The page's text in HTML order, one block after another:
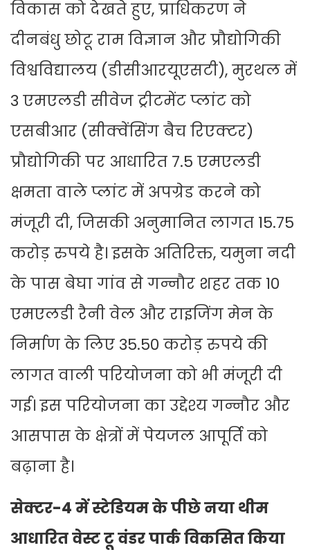
विकास को देखते हुए, प्राधिकरण ने
दीनबंधु छोटू राम विज्ञान और प्रौद्योगिकी
विश्वविद्यालय (डीसीआरयूएसटी), मुरथल में
3 एमएलडी सीवेज ट्रीटमेंट प्लांट को
एसबीआर (सीक्वेंसिंग बैच रिएक्टर)
प्रौद्योगिकी पर आधारित 7.5 एमएलडी
क्षमता वाले प्लांट में अपग्रेड करने को
मंजूरी दी, जिसकी अनुमानित लागत 15.75
करोड़ रुपये है। इसके अतिरिक्त, यमुना नदी
के पास बेघा गांव से गन्नौर शहर तक 10
एमएलडी रैनी वेल और राइजिंग मेन के
निर्माण के लिए 35.50 करोड़ रुपये की
लागत वाली परियोजना को भी मंजूरी दी
गई। इस परियोजना का उद्देश्य गन्नौर और
आसपास के क्षेत्रों में पेयजल आपूर्ति को
बढ़ाना है।
सेक्टर-4 में स्टेडियम के पीछे नया थीम
आधारित वेस्ट टू वंडर पार्क विकसित किया